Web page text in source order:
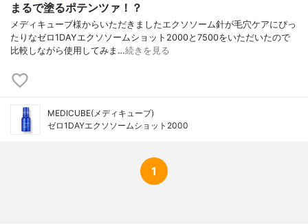
まるで塗るポテンツァ！？
メディキューブ様からいただきましたエクソソーム針が毛穴ケアにぴっ
たりなゼロ1DAYエクソソームショット2000と7500をいただいたので
比較しながら使用してみま…続きを見る
MEDICUBE(メディキューブ)
ゼロ1DAYエクソソームショット2000
1